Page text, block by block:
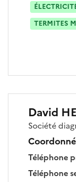
TERMITES
David
Société
Téléphone
Téléphone